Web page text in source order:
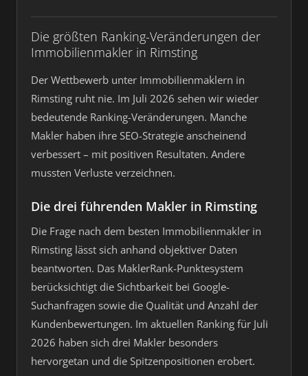
Die größten Ranking-Veränderungen der
Immobilienmakler in Rimsting
Der Wettbewerb unter Immobilienmaklern in
Rimsting ruht nie. Im Juli 2026 sehen wir wieder
bedeutende Ranking-Veränderungen. Manche
Makler haben ihre SEO-Strategie anscheinend
verbessert – mit positiven Resultaten. Andere
mussten Verluste verzeichnen.
Die drei führenden Makler in Rimsting
Die Frage nach dem besten Immobilienmakler in
Rimsting lässt sich anhand objektiver Daten
beantworten. Das MaklerRank-Punktesystem
berücksichtigt die Sichtbarkeit bei Google-
Suchanfragen sowie die Qualität und Anzahl der
Kundenbewertungen. Im aktuellen Ranking für Juli
2026 haben sich drei Makler besonders
hervorgetan und die Spitzenpositionen erobert.